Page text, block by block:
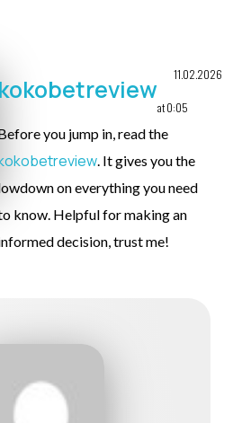
kokobetreview 11.02.2026
at 0:05
you jump in, read the
. It gives you the
on everything you need
know. Helpful for making an
decision, trust me!